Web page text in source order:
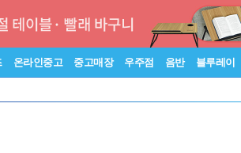
온라인중고 중고매장 우주점 음반 블루레이